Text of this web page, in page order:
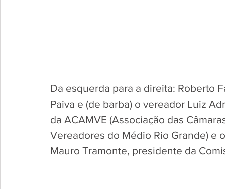
Da esquerda para a direita: Roberto
Paiva e (de barba) o vereador Luiz
da ACAMVE (Associação das
Vereadores do Médio Rio Grande) e
Mauro Tramonte, presidente da